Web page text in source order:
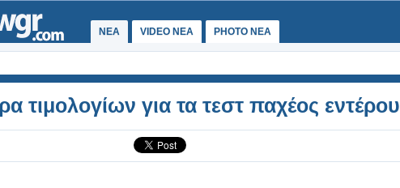
ΝΕΑ VIDEO NEA PHOTO NEA
τιμολογίων για τα τεστ παχέος εντέρου